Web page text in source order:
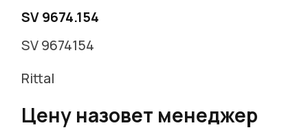
SV 9674.154
SV 9674154
Rittal
Цену назовет менеджер